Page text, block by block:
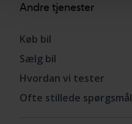
Andre tjenester
Køb bil
Sælg bil
Hvordan vi tester
Ofte stillede spørgsmål